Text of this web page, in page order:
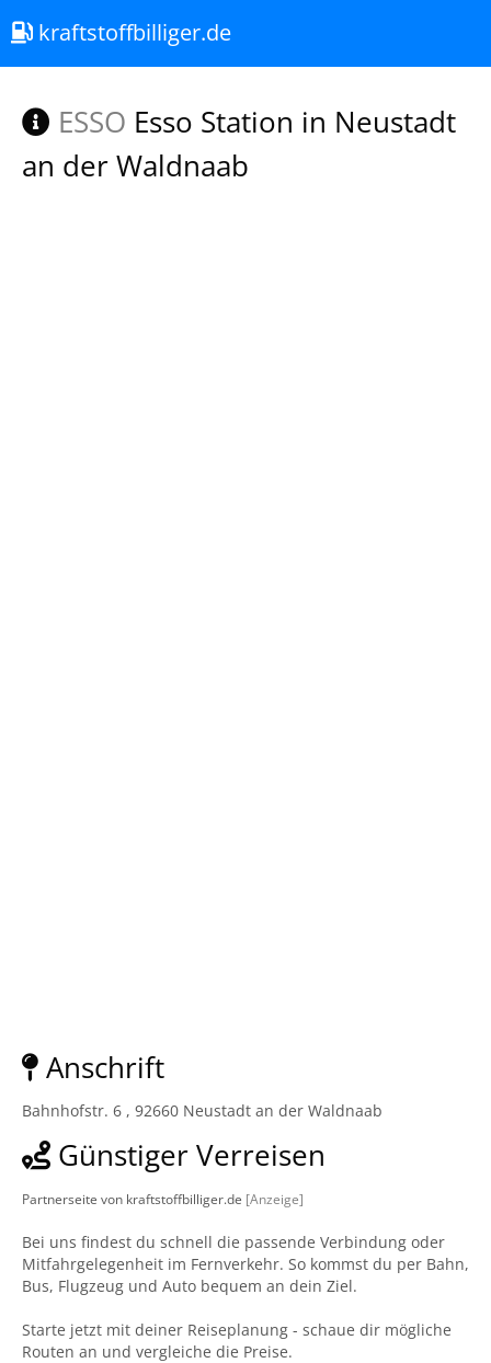
kraftstoffbilliger.de
ESSO Esso Station in Neustadt
an der Waldnaab
Anschrift
Bahnhofstr. 6 , 92660 Neustadt an der Waldnaab
Günstiger Verreisen
Partnerseite von kraftstoffbilliger.de [Anzeige]
Bei uns findest du schnell die passende Verbindung oder
Mitfahrgelegenheit im Fernverkehr. So kommst du per Bahn,
Bus, Flugzeug und Auto bequem an dein Ziel.
Starte jetzt mit deiner Reiseplanung - schaue dir mögliche
Routen an und vergleiche die Preise.